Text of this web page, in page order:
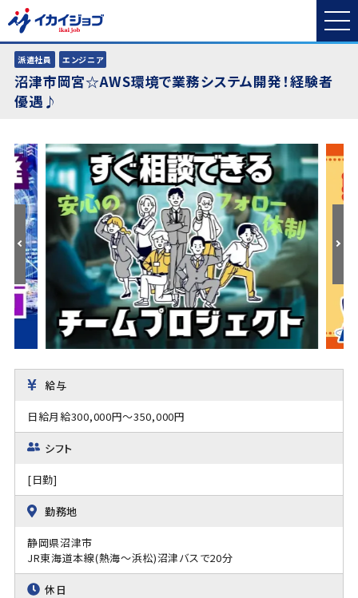
派遣社員 エンジニア
沼津市岡宮☆AWS環境で業務システム開発！経験者
優遇♪
給与
日給月給300,000円～350,000円
シフト
[日勤]
勤務地
静岡県沼津市
JR東海道本線(熱海～浜松)沼津バスで20分
休日